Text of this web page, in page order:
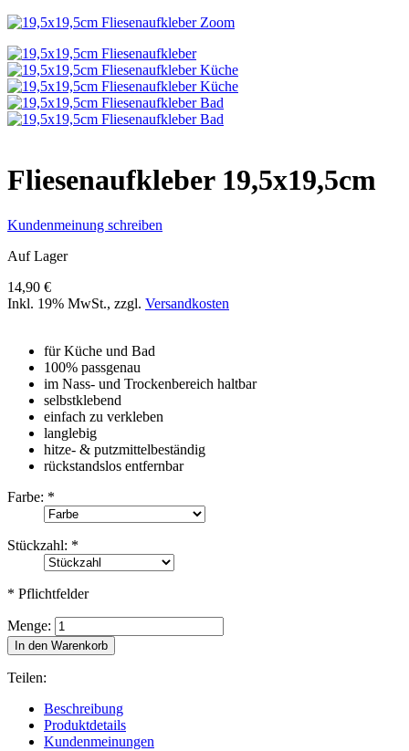
Zoom
Fliesenaufkleber 19,5x19,5cm
Kundenmeinung schreiben
Auf Lager
14,90 €
Inkl. 19% MwSt., zzgl. Versandkosten
für Küche und Bad
100% passgenau
im Nass- und Trockenbereich haltbar
selbstklebend
einfach zu verkleben
langlebig
hitze- & putzmittelbeständig
rückstandslos entfernbar
Farbe: *
Stückzahl: *
* Pflichtfelder
Menge:
In den Warenkorb
Teilen:
Beschreibung
Produktdetails
Kundenmeinungen